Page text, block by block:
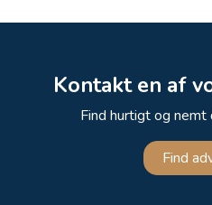
Kontakt en af
Find hurtigt og
Find